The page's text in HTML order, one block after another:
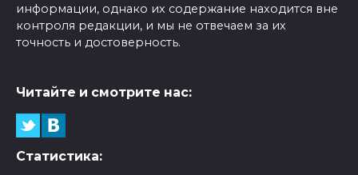
информации, однако их содержание находится вне
контроля редакции, и мы не отвечаем за их
точность и достоверность.
Читайте и смотрите нас:
Статистика: